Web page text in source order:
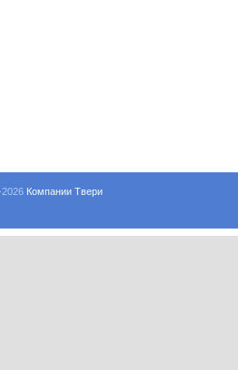
2026 Компании Твери